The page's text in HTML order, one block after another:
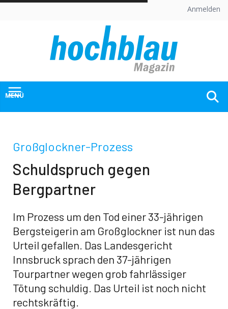
Skip
Anmelden
MENÜ
Großglockner-Prozess
Schuldspruch gegen
Bergpartner
Im Prozess um den Tod einer 33-jährigen
Bergsteigerin am Großglockner ist nun das
Urteil gefallen. Das Landesgericht
Innsbruck sprach den 37-jährigen
Tourpartner wegen grob fahrlässiger
Tötung schuldig. Das Urteil ist noch nicht
rechtskräftig.